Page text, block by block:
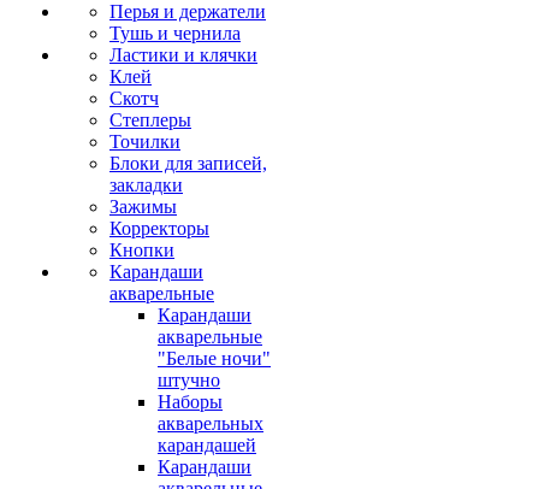
Перья и держатели
Тушь и чернила
Ластики и клячки
Клей
Скотч
Степлеры
Точилки
Блоки для записей,
закладки
Зажимы
Корректоры
Кнопки
Карандаши
акварельные
Карандаши
акварельные
"Белые ночи"
штучно
Наборы
акварельных
карандашей
Карандаши